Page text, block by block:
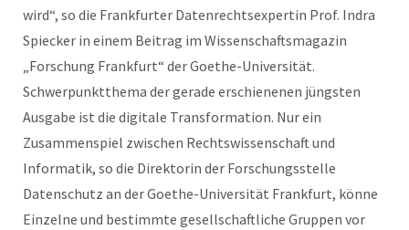
wird“, so die Frankfurter Datenrechtsexpertin Prof. Indra
Spiecker in einem Beitrag im Wissenschaftsmagazin
„Forschung Frankfurt“ der Goethe-Universität.
Schwerpunktthema der gerade erschienenen jüngsten
Ausgabe ist die digitale Transformation. Nur ein
Zusammenspiel zwischen Rechtswissenschaft und
Informatik, so die Direktorin der Forschungsstelle
Datenschutz an der Goethe-Universität Frankfurt, könne
Einzelne und bestimmte gesellschaftliche Gruppen vor